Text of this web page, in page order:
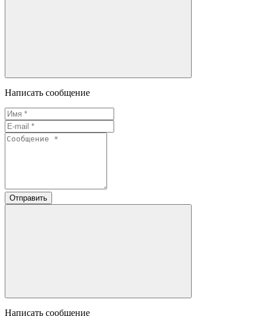
Написать сообщение
Отправить
Написать сообщение